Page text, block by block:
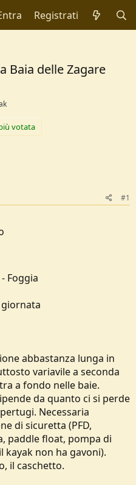
Registrati
Baia delle Zagare
votata
#1
Foggia
abbastanza lunga in
variavile a seconda
a fondo nelle baie.
da quanto ci si perde
Necessaria
di sicuretta (PFD,
paddle float, pompa di
kayak non ha gavoni).
il caschetto.